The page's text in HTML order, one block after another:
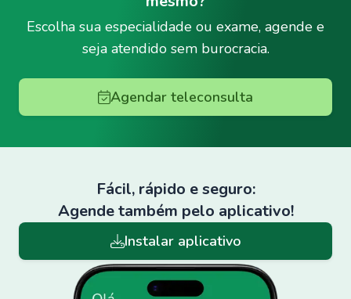
Escolha sua especialidade ou exame, agende e
seja atendido sem burocracia.
Agendar teleconsulta
Fácil, rápido e seguro:
Agende também pelo aplicativo!
Instalar aplicativo